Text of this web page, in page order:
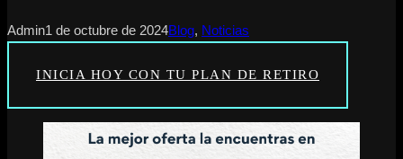
Admin1 de octubre de 2024Blog, Noticias
INICIA HOY CON TU PLAN DE RETIRO